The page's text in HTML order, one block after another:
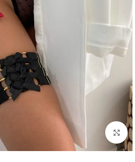
הָאֲתָר.
לִפְתִיחַת
תַּפְרִיט
הֵנְּגִישׁוּת
לְחַץ
ALT+0
Click to enlarge